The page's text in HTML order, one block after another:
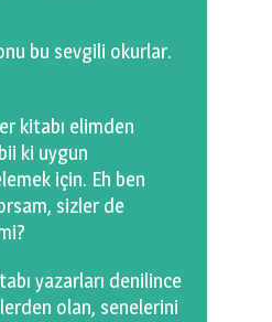
bu sevgili okurlar.
kitabı elimden
ki uygun
için. Eh ben
sizler de
yazarları denilince
olan, senelerini